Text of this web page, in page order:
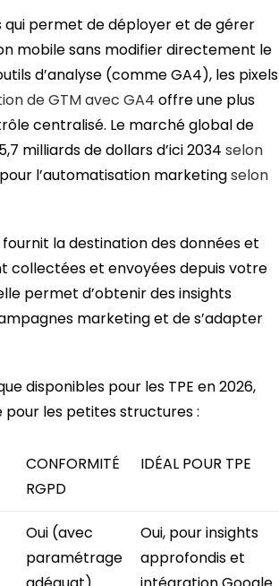
qui permet de déployer et de gérer
mobile sans modifier directement le
d’analyse (comme GA4), les pixels
de GTM avec GA4 offre une plus
centralisé. Le marché global de
milliards de dollars d’ici 2034 selon
l’automatisation marketingselon
la destination des données et
collectées et envoyées depuis votre
permet d’obtenir des insights
marketing et de s’adapter
disponibles pour les TPE en 2026,
les petites structures :
CONFORMITÉ
RGPD
IDÉAL POUR TPE
Oui (avec
paramétrage
Oui, pour insights
approfondis et